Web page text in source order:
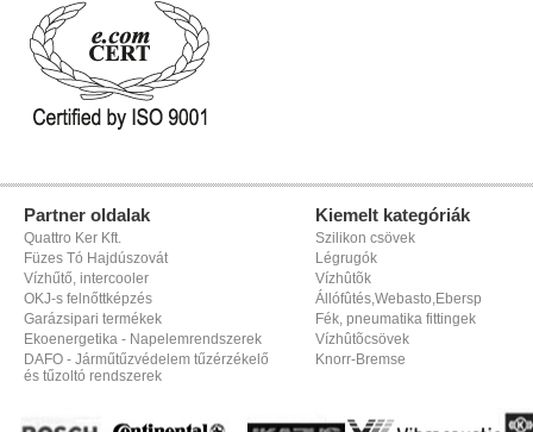
Partner oldalak
Quattro Ker Kft.
Füzes Tó Hajdúszovát
Vízhűtő, intercooler
OKJ-s felnőttképzés
Garázsipari termékek
Ekoenergetika - Napelemrendszerek
DAFO - Járműtűzvédelem tűzérzékelő
és tűzoltó rendszerek
Kiemelt kategóriák
Szilikon csövek
Légrugók
Vízhûtõk
Állófûtés,Webasto,Ebersp
Fék, pneumatika fittingek
Vízhûtõcsövek
Knorr-Bremse